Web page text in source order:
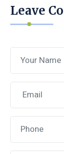
Leave